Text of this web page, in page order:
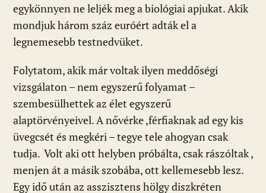
egykönnyen ne leljék meg a biológiai apjukat. Akik
mondjuk három száz euróért adták el a
legnemesebb testnedvüket.
Folytatom, akik már voltak ilyen meddőségi
vizsgálaton – nem egyszerű folyamat –
szembesülhettek az élet egyszerű
alaptörvényeivel. A nővérke ,férfiaknak ad egy kis
üvegcsét és megkéri – tegye tele ahogyan csak
tudja. Volt aki ott helyben próbálta, csak rászóltak ,
menjen át a másik szobába, ott kellemesebb lesz.
Egy idő után az asszisztens hölgy diszkréten